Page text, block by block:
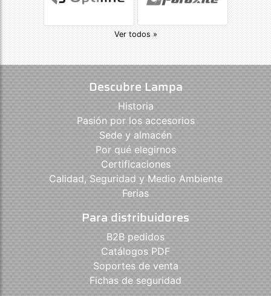
Ver todos »
Descubre Lampa
Historia
Pasión por los accesorios
Sede y almacén
Por qué elegirnos
Certificaciones
Calidad, Seguridad y Medio Ambiente
Ferias
Para distribuidores
B2B pedidos
Catálogos PDF
Soportes de venta
Fichas de seguridad